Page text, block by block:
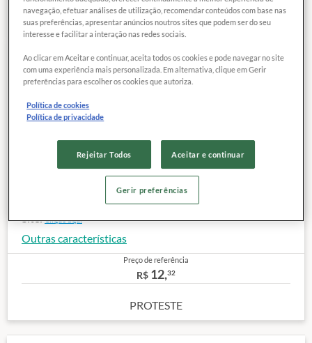
Exclusivo para
associados
COMPARAR
Categoria:Azeitonas verdes com caroço
VALE FÉRTIL
LOT:2003231P
Peso Líquido:335 g
200 g
Preço de referência de custo (peso drenado):
Site:Clique aqui
Outras características
Preço de referência
R$ 12,32
PROTESTE
navegação, efetuar análises de utilização, recomendar conteúdos com base nas
suas preferências, apresentar anúncios noutros sites que podem ser do seu
interesse e facilitar a interação nas redes sociais.
Ao clicar em Aceitar e continuar, aceita todos os cookies e pode navegar no site
com uma experiência mais personalizada. Em alternativa, clique em Gerir
preferências para escolher os cookies que autoriza.
Política de cookies
Política de privacidade
Rejeitar Todos Aceitar e continuar
Gerir preferências